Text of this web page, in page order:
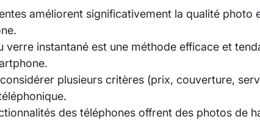
améliorent significativement la qualité photo
verre instantané est une méthode efficace et
plusieurs critères (prix, couverture,
des téléphones offrent des photos de